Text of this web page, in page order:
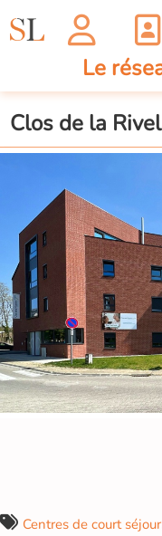
Le
Clos de la
Centres de court séjour